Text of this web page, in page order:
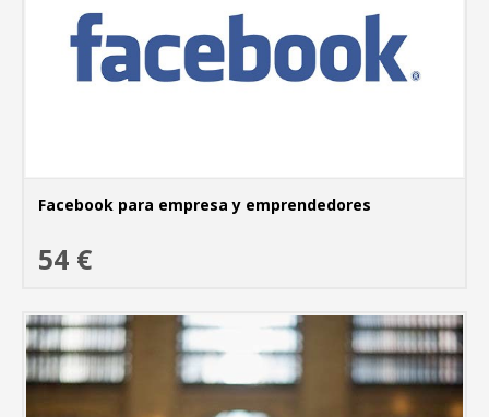
Facebook para empresa y emprendedores
54 €